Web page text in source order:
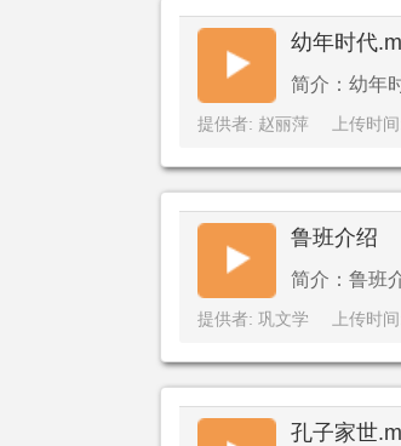
幼年时代
简介：幼年
提供者: 赵丽萍 上传时
鲁班介绍
简介：鲁班
提供者: 巩文学 上传时
孔子家世